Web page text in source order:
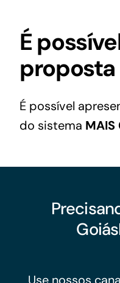
É
É possível
do sistema MAIS